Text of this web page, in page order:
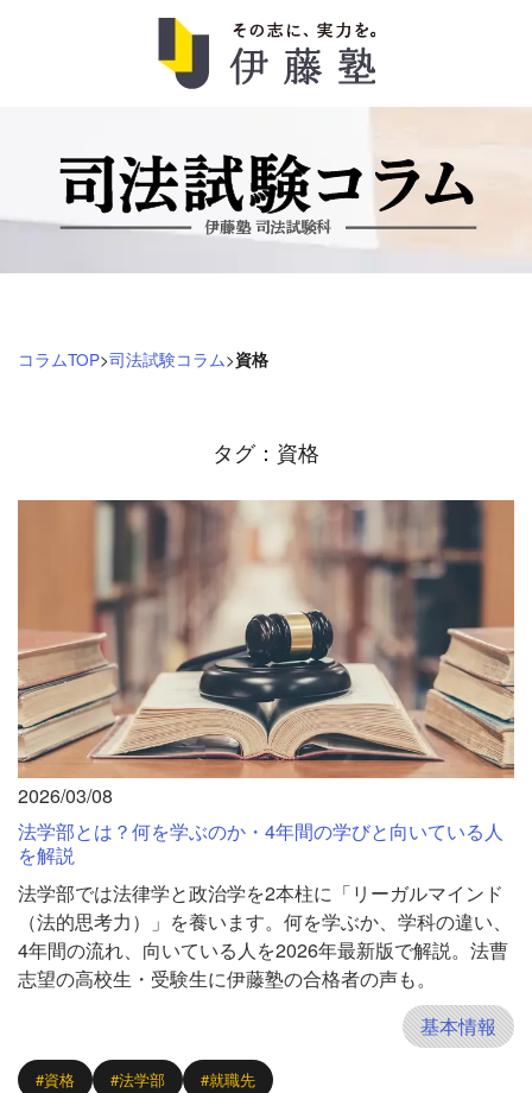
コラムTOP>司法試験コラム>資格
タグ：資格
2026/03/08
法学部とは？何を学ぶのか・4年間の学びと向いている人
を解説
法学部では法律学と政治学を2本柱に「リーガルマインド
（法的思考力）」を養います。何を学ぶか、学科の違い、
4年間の流れ、向いている人を2026年最新版で解説。法曹
志望の高校生・受験生に伊藤塾の合格者の声も。
基本情報
#資格 #法学部 #就職先